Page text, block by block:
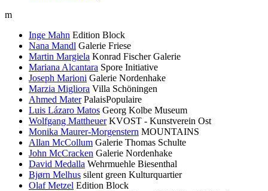
m
Inge Mahn Edition Block
Nana Mandl Galerie Friese
Martin Margiela Konrad Fischer Galerie
Mariana Alcantara Spore Initiative
Joseph Marioni Galerie Nordenhake
Marzia Migliora Villa Schöningen
Ahmed Mater PalaisPopulaire
Luis Lázaro Matos Georg Kolbe Museum
Wolfgang Mattheuer KVOST - Kunstverein Ost
Monika Maurer-Morgenstern MOUNTAINS
Allan McCollum Galerie Thomas Schulte
John McCracken Galerie Nordenhake
David Medalla Wehrmuehle Biesenthal
Bjørn Melhus silent green Kulturquartier
Olaf Metzel Edition Block